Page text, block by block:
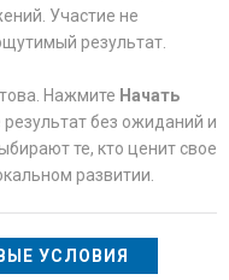
Участие не
результат.
Нажмите Начать
без ожиданий и
те, кто ценит свое
развитии.
УСЛОВИЯ